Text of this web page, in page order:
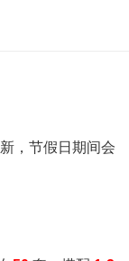
，节假日期间会